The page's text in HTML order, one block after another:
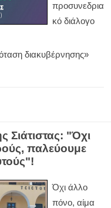
προσυνεδρια
κό διάλογο
διακυβέρνησης»
Σιάτιστας: "Όχι
παλεύουμε
Όχι άλλο
πόνο, αίμα